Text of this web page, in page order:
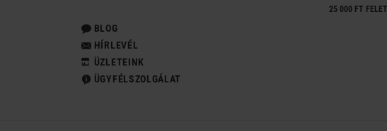
25 000 FT
BLOG
HÍRLEVÉL
ÜZLETEINK
ÜGYFÉLSZOLGÁLAT